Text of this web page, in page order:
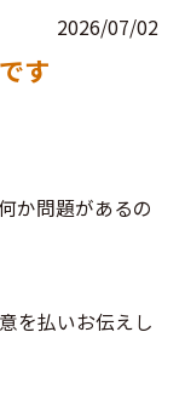
2026/07/02
す
か問題があるの
を払いお伝えし